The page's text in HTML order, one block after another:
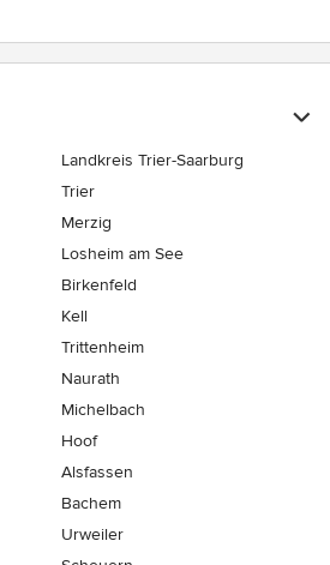
Landkreis Trier-Saarburg
Trier
Merzig
Losheim am See
Birkenfeld
Kell
Trittenheim
Naurath
Michelbach
Hoof
Alsfassen
Bachem
Urweiler